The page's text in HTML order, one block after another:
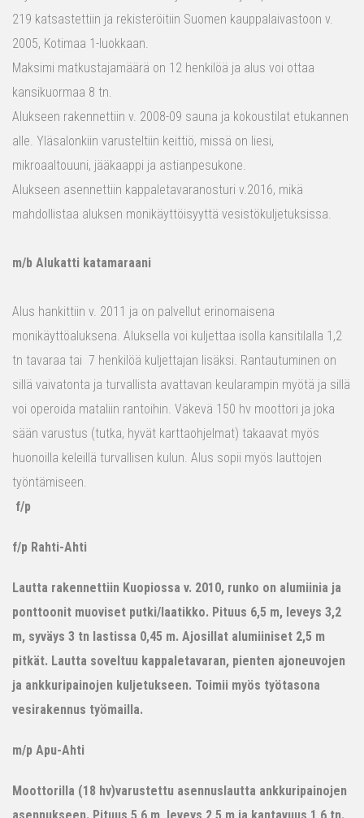
219 katsastettiin ja rekisteröitiin Suomen kauppalaivastoon v.
2005, Kotimaa 1-luokkaan.
Maksimi matkustajamäärä on 12 henkilöä ja alus voi ottaa
kansikuormaa 8 tn.
Alukseen rakennettiin v. 2008-09 sauna ja kokoustilat etukannen
alle. Yläsalonkiin varusteltiin keittiö, missä on liesi,
mikroaaltouuni, jääkaappi ja astianpesukone.
Alukseen asennettiin kappaletavaranosturi v.2016, mikä
mahdollistaa aluksen monikäyttöisyyttä vesistökuljetuksissa.
m/b Alukatti katamaraani
Alus hankittiin v. 2011 ja on palvellut erinomaisena
monikäyttöaluksena. Aluksella voi kuljettaa isolla kansitilalla 1,2
tn tavaraa tai 7 henkilöä kuljettajan lisäksi. Rantautuminen on
sillä vaivatonta ja turvallista avattavan keularampin myötä ja sillä
voi operoida mataliin rantoihin. Väkevä 150 hv moottori ja joka
sään varustus (tutka, hyvät karttaohjelmat) takaavat myös
huonoilla keleillä turvallisen kulun. Alus sopii myös lauttojen
työntämiseen.
f/p
f/p Rahti-Ahti
Lautta rakennettiin Kuopiossa v. 2010, runko on alumiinia ja
ponttoonit muoviset putki/laatikko. Pituus 6,5 m, leveys 3,2
m, syväys 3 tn lastissa 0,45 m. Ajosillat alumiiniset 2,5 m
pitkät. Lautta soveltuu kappaletavaran, pienten ajoneuvojen
ja ankkuripainojen kuljetukseen. Toimii myös työtasona
vesirakennus työmailla.
m/p Apu-Ahti
Moottorilla (18 hv)varustettu asennuslautta ankkuripainojen